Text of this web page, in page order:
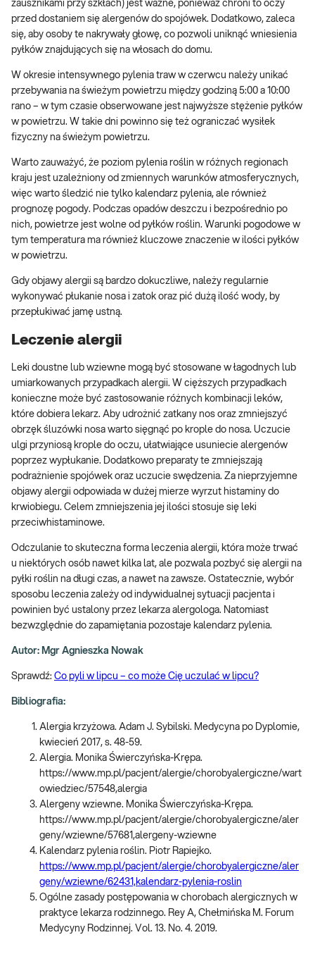
zausznikami przy szkłach) jest ważne, ponieważ chroni to oczy
przed dostaniem się alergenów do spojówek. Dodatkowo, zaleca
się, aby osoby te nakrywały głowę, co pozwoli uniknąć wniesienia
pyłków znajdujących się na włosach do domu.
W okresie intensywnego pylenia traw w czerwcu należy unikać
przebywania na świeżym powietrzu między godziną 5:00 a 10:00
rano – w tym czasie obserwowane jest najwyższe stężenie pyłków
w powietrzu. W takie dni powinno się też ograniczać wysiłek
fizyczny na świeżym powietrzu.
Warto zauważyć, że poziom pylenia roślin w różnych regionach
kraju jest uzależniony od zmiennych warunków atmosferycznych,
więc warto śledzić nie tylko kalendarz pylenia, ale również
prognozę pogody. Podczas opadów deszczu i bezpośrednio po
nich, powietrze jest wolne od pyłków roślin. Warunki pogodowe w
tym temperatura ma również kluczowe znaczenie w ilości pyłków
w powietrzu.
Gdy objawy alergii są bardzo dokuczliwe, należy regularnie
wykonywać płukanie nosa i zatok oraz pić dużą ilość wody, by
przepłukiwać jamę ustną.
Leczenie alergii
Leki doustne lub wziewne mogą być stosowane w łagodnych lub
umiarkowanych przypadkach alergii. W cięższych przypadkach
konieczne może być zastosowanie różnych kombinacji leków,
które dobiera lekarz. Aby udrożnić zatkany nos oraz zmniejszyć
obrzęk śluzówki nosa warto sięgnąć po krople do nosa. Uczucie
ulgi przyniosą krople do oczu, ułatwiające usuniecie alergenów
poprzez wypłukanie. Dodatkowo preparaty te zmniejszają
podrażnienie spojówek oraz uczucie swędzenia. Za nieprzyjemne
objawy alergii odpowiada w dużej mierze wyrzut histaminy do
krwiobiegu. Celem zmniejszenia jej ilości stosuje się leki
przeciwhistaminowe.
Odczulanie to skuteczna forma leczenia alergii, która może trwać
u niektórych osób nawet kilka lat, ale pozwala pozbyć się alergii na
pyłki roślin na długi czas, a nawet na zawsze. Ostatecznie, wybór
sposobu leczenia zależy od indywidualnej sytuacji pacjenta i
powinien być ustalony przez lekarza alergologa. Natomiast
bezwzględnie do zapamiętania pozostaje kalendarz pylenia.
Autor: Mgr Agnieszka Nowak
Sprawdź: Co pyli w lipcu – co może Cię uczulać w lipcu?
Bibliografia:
Alergia krzyżowa. Adam J. Sybilski. Medycyna po Dyplomie,
kwiecień 2017, s. 48-59.
Alergia. Monika Świerczyńska-Krępa.
https://www.mp.pl/pacjent/alergie/chorobyalergiczne/wart
owiedziec/57548,alergia
Alergeny wziewne. Monika Świerczyńska-Krępa.
https://www.mp.pl/pacjent/alergie/chorobyalergiczne/aler
geny/wziewne/57681,alergeny-wziewne
Kalendarz pylenia roślin. Piotr Rapiejko.
https://www.mp.pl/pacjent/alergie/chorobyalergiczne/aler
geny/wziewne/62431,kalendarz-pylenia-roslin
Ogólne zasady postępowania w chorobach alergicznych w
praktyce lekarza rodzinnego. Rey A, Chełmińska M. Forum
Medycyny Rodzinnej. Vol. 13. No. 4. 2019.